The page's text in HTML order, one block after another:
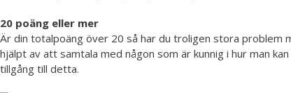
20 poäng eller mer
Är din totalpoäng över 20 så har du troligen stora problem
hjälpt av att samtala med någon som är kunnig i hur man
tillgång till detta.